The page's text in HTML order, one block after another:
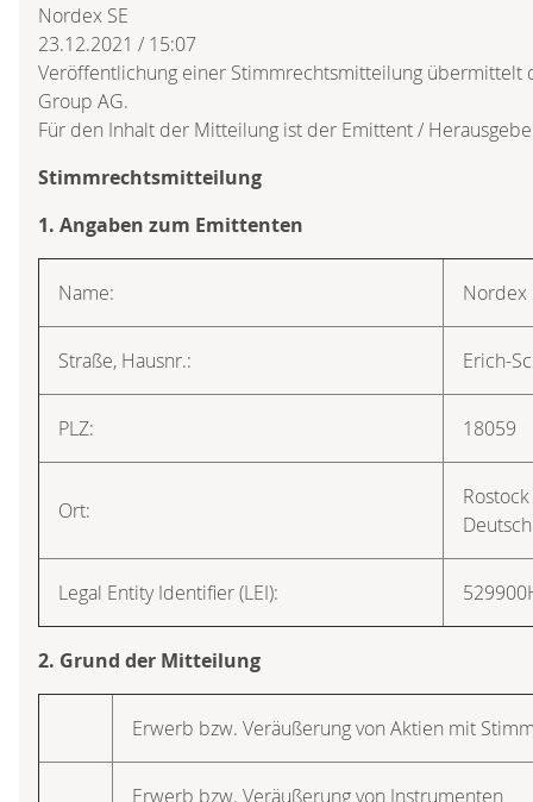
Nordex SE
23.12.2021 / 15:07
Veröffentlichung einer Stimmrechtsmitteilung übermittelt
Group AG.
Für den Inhalt der Mitteilung ist der Emittent /
Stimmrechtsmitteilung
1. Angaben zum Emittenten
Name: Nordex
Straße, Hausnr.: Erich-
PLZ: 18059
Ort:
Rostock
Legal Entity Identifier (LEI):
2. Grund der Mitteilung
Erwerb bzw. Veräußerung von Aktien mit
Erwerb bzw. Veräußerung von Instrumenten